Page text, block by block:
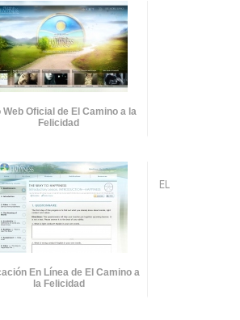
Web Oficial de El Camino a la
Felicidad
En Línea de El Camino a
la Felicidad
EL